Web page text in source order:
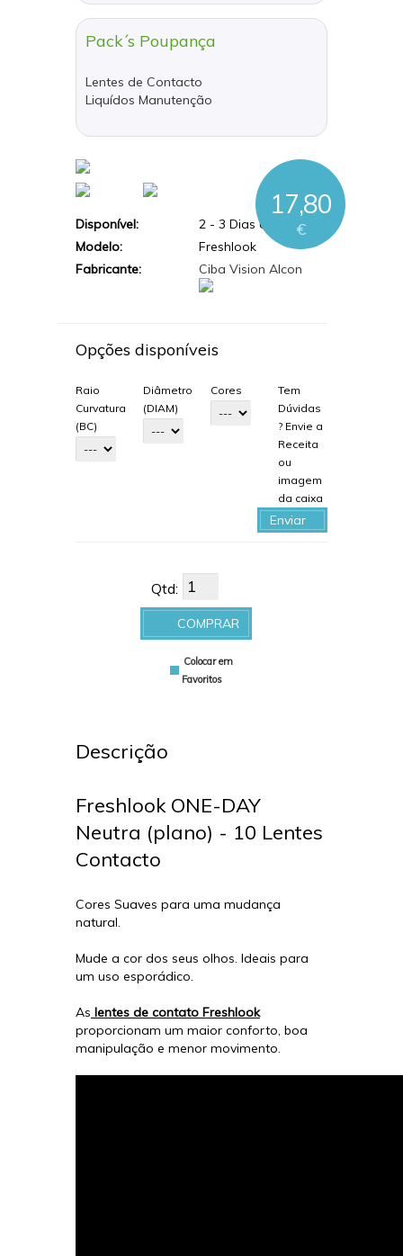
Pack´s Poupança
Lentes de Contacto
Liquídos Manutenção
17,80
€
Disponível:
2 - 3 Dias Úteis
Modelo:
Freshlook
Fabricante:
Ciba Vision Alcon
Opções disponíveis
Raio
Curvatura
(BC)
Diâmetro
(DIAM)
Cores
Tem
Dúvidas
? Envie a
Receita
ou
imagem
da caixa
Enviar
arquivo
Qtd:
COMPRAR
Colocar em
Favoritos
Descrição
Freshlook ONE-DAY
Neutra (plano) - 10 Lentes
Contacto
Cores Suaves para uma mudança
natural.
Mude a cor dos seus olhos. Ideais para
um uso esporádico.
As lentes de contato Freshlook
proporcionam um maior conforto, boa
manipulação e menor movimento.